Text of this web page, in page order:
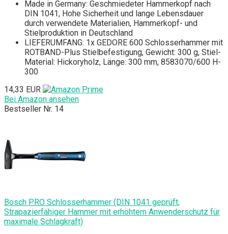
Made in Germany: Geschmiedeter Hammerkopf nach
DIN 1041, Hohe Sicherheit und lange Lebensdauer
durch verwendete Materialien, Hammerkopf- und
Stielproduktion in Deutschland
LIEFERUMFANG: 1x GEDORE 600 Schlosserhammer mit
ROTBAND-Plus Stielbefestigung, Gewicht: 300 g, Stiel-
Material: Hickoryholz, Länge: 300 mm, 8583070/600 H-
300
14,33 EUR
Bei Amazon ansehen
Bestseller Nr. 14
Bosch PRO Schlosserhammer (DIN 1041 geprüft,
Strapazierfähiger Hammer mit erhöhtem Anwenderschutz für
maximale Schlagkraft)